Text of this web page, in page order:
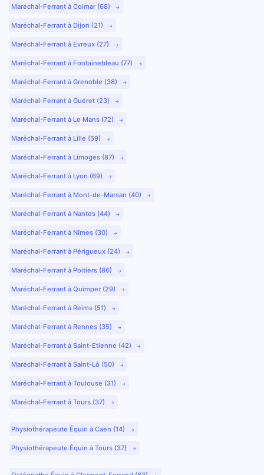
Maréchal-Ferrant à Colmar (68)
Maréchal-Ferrant à Dijon (21)
Maréchal-Ferrant à Evreux (27)
Maréchal-Ferrant à Fontainebleau (77)
Maréchal-Ferrant à Grenoble (38)
Maréchal-Ferrant à Guéret (23)
Maréchal-Ferrant à Le Mans (72)
Maréchal-Ferrant à Lille (59)
Maréchal-Ferrant à Limoges (87)
Maréchal-Ferrant à Lyon (69)
Maréchal-Ferrant à Mont-de-Marsan (40)
Maréchal-Ferrant à Nantes (44)
Maréchal-Ferrant à Nîmes (30)
Maréchal-Ferrant à Périgueux (24)
Maréchal-Ferrant à Poitiers (86)
Maréchal-Ferrant à Quimper (29)
Maréchal-Ferrant à Reims (51)
Maréchal-Ferrant à Rennes (35)
Maréchal-Ferrant à Saint-Etienne (42)
Maréchal-Ferrant à Saint-Lô (50)
Maréchal-Ferrant à Toulouse (31)
Maréchal-Ferrant à Tours (37)
Physiothérapeute Équin à Caen (14)
Physiothérapeute Équin à Tours (37)